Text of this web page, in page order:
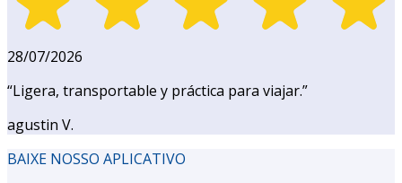
28/07/2026
“Ligera, transportable y práctica para viajar.”
agustin V.
BAIXE NOSSO APLICATIVO